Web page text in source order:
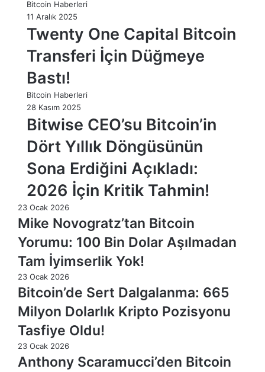
Bitcoin Haberleri
11 Aralık 2025
Twenty One Capital Bitcoin
Transferi İçin Düğmeye
Bastı!
Bitcoin Haberleri
28 Kasım 2025
Bitwise CEO’su Bitcoin’in
Dört Yıllık Döngüsünün
Sona Erdiğini Açıkladı:
2026 İçin Kritik Tahmin!
23 Ocak 2026
Mike Novogratz’tan Bitcoin
Yorumu: 100 Bin Dolar Aşılmadan
Tam İyimserlik Yok!
23 Ocak 2026
Bitcoin’de Sert Dalgalanma: 665
Milyon Dolarlık Kripto Pozisyonu
Tasfiye Oldu!
23 Ocak 2026
Anthony Scaramucci’den Bitcoin